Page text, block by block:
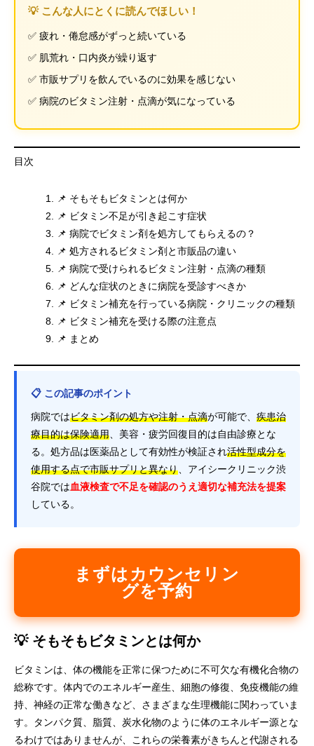
💡 こんな人にとくに読んでほしい！
✅ 疲れ・倦怠感がずっと続いている
✅ 肌荒れ・口内炎が繰り返す
✅ 市販サプリを飲んでいるのに効果を感じない
✅ 病院のビタミン注射・点滴が気になっている
目次
📌 そもそもビタミンとは何か
📌 ビタミン不足が引き起こす症状
📌 病院でビタミン剤を処方してもらえるの？
📌 処方されるビタミン剤と市販品の違い
📌 病院で受けられるビタミン注射・点滴の種類
📌 どんな症状のときに病院を受診すべきか
📌 ビタミン補充を行っている病院・クリニックの種類
📌 ビタミン補充を受ける際の注意点
📌 まとめ
📋 この記事のポイント
病院ではビタミン剤の処方や注射・点滴が可能で、 疾患治
療目的は保険適用 、美容・疲労回復目的は自由診療とな
る。処方品は医薬品として有効性が検証され活性型成分を
使用する点で市販サプリと異なり 、アイシークリニック渋
谷院では血液検査で不足を確認のうえ適切な補充法を提案
している。
まずはカウンセリン
グを予約
💡 そもそもビタミンとは何か
ビタミンは、体の機能を正常に保つために不可欠な有機化合物の
総称です。体内でのエネルギー産生、細胞の修復、免疫機能の維
持、神経の正常な働きなど、さまざまな生理機能に関わっていま
す。タンパク質、脂質、炭水化物のように体のエネルギー源とな
るわけではありませんが、これらの栄養素がきちんと代謝される